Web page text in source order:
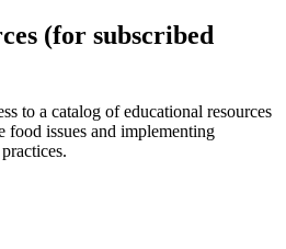
(for subscribed
to a catalog of educational resources
food issues and implementing